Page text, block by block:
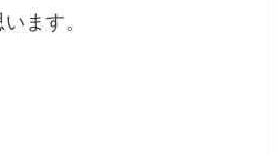
ます。